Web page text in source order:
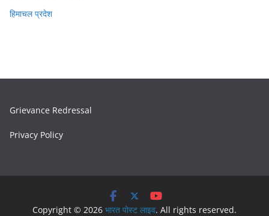
हिमाचल प्रदेश
Grievance Redressal
Privacy Policy
Copyright © 2026 भारत पोस्ट लाइव. All rights reserved.